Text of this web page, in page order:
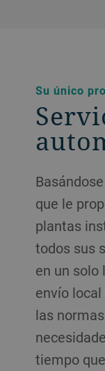
Su único
que le
plantas
todos sus
en un solo
envío
las
tiempo